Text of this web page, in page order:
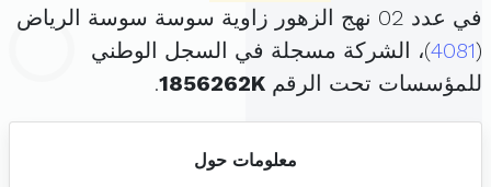
في عدد 02 نهج الزهور زاوية سوسة سوسة الرياض
(
4081)، الشركة مسجلة في السجل الوطني
للمؤسسات تحت الرقم 1856262K
.
معلومات حول